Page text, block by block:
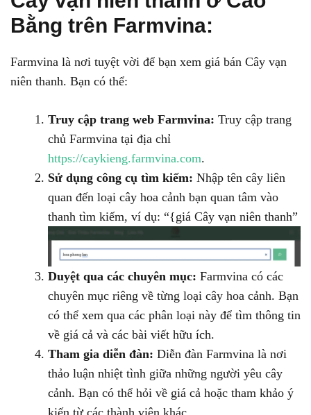
Bằng trên Farmvina:
Farmvina là nơi tuyệt vời để bạn xem giá bán Cây vạn
niên thanh. Bạn có thể:
Truy cập trang web Farmvina: Truy cập trang
chủ Farmvina tại địa chỉ
https://caykieng.farmvina.com.
Sử dụng công cụ tìm kiếm: Nhập tên cây liên
quan đến loại cây hoa cảnh bạn quan tâm vào
thanh tìm kiếm, ví dụ: “{giá Cây vạn niên thanh”
Duyệt qua các chuyên mục: Farmvina có các
chuyên mục riêng về từng loại cây hoa cảnh. Bạn
có thể xem qua các phân loại này để tìm thông tin
về giá cả và các bài viết hữu ích.
Tham gia diễn đàn: Diễn đàn Farmvina là nơi
thảo luận nhiệt tình giữa những người yêu cây
cảnh. Bạn có thể hỏi về giá cả hoặc tham khảo ý